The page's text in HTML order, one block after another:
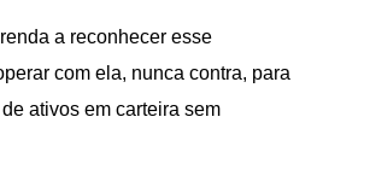
a reconhecer esse
com ela, nunca contra, para
ativos em carteira sem